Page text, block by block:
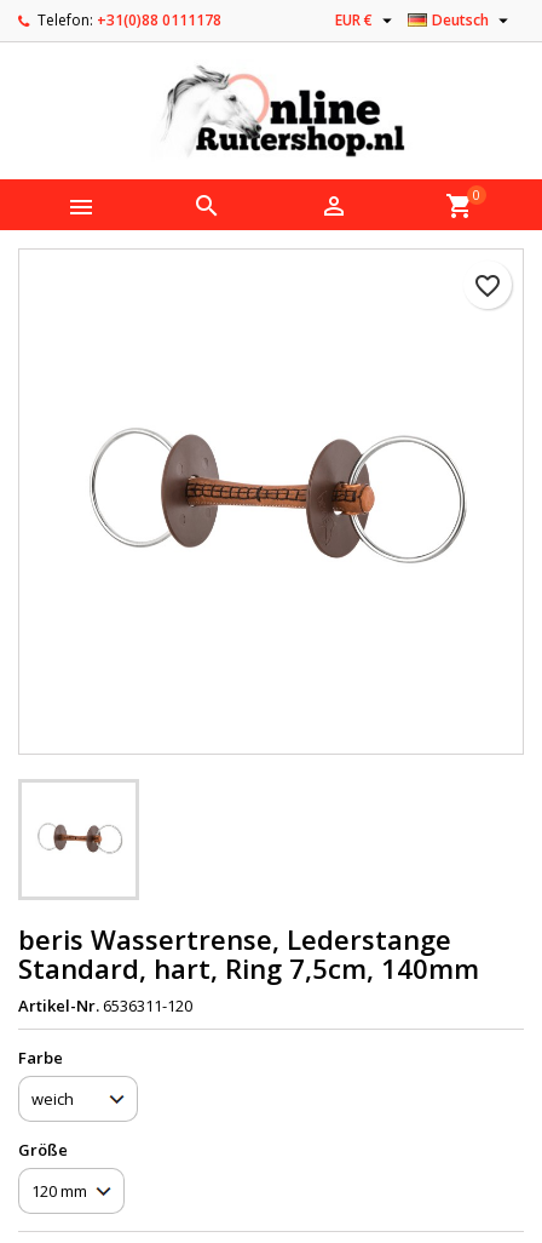
Telefon: +31(0)88 0111178 Deutsch 
EUR € 
   shopping_cart0
favorite_border
beris Wassertrense, Lederstange
Standard, hart, Ring 7,5cm, 140mm
Artikel-Nr.6536311-120
Farbe
Größe